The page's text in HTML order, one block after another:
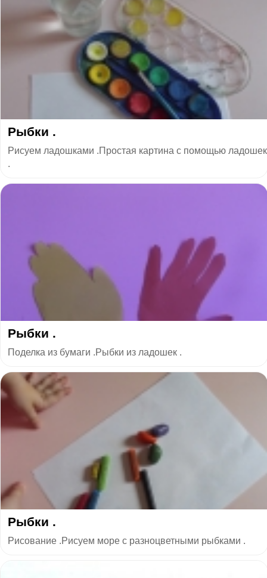
Рыбки .
Рисуем ладошками .Простая картина с помощью ладошек
.
Рыбки .
Поделка из бумаги .Рыбки из ладошек .
Рыбки .
Рисование .Рисуем море с разноцветными рыбками .